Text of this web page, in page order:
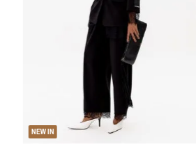
NEW IN
PP M G